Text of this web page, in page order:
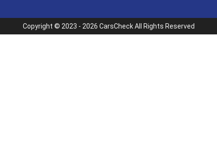
Copyright © 2023 - 2026 CarsCheck All Rights Reserved